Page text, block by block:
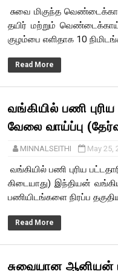
பேராலயத்தின் ஆண்டு
மாவட்டத்தில் ஆகஸ்ட்
பல திட்டங்கள்:கல்வித் திட்ட
ஆகஸ்ட் 10 ம் தேதி ஆடி
சுவை மிகுந்த
தயிர் மற்றும் வெண்டைக்காய்
குழம்பை எளிதாக 10
Read More
வங்கியில் பணி
வேலை வாய்ப்பு
MINNALSEITHI May 25,
வங்கியில் பணி புரிய
கிடையாது) இந்தியன்
பணியிடங்களை நிரப்ப
Read More
சுவையான ஆனியன்